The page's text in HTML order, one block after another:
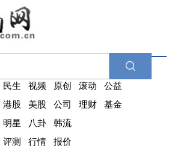
民生 视频 原创 滚动
公益
港股 美股 公司 理财
基金
明星 八卦
韩流
评测 行情
报价